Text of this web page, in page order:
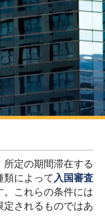
定の期間滞在する
類によって入国審査
これらの条件には
されるものではあ